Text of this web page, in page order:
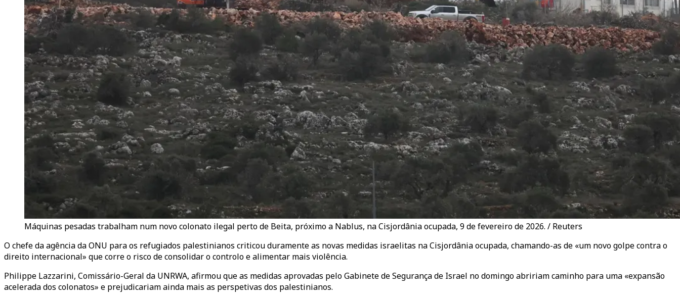
Máquinas pesadas trabalham num novo colonato ilegal perto de Beita, próximo a Nablus, na Cisjordânia ocupada, 9 de fevereiro de 2026. / Reuters
O chefe da agência da ONU para os refugiados palestinianos criticou duramente as novas medidas israelitas na Cisjordânia ocupada, chamando-as de «um novo golpe contra o
direito internacional» que corre o risco de consolidar o controlo e alimentar mais violência.
Philippe Lazzarini, Comissário-Geral da UNRWA, afirmou que as medidas aprovadas pelo Gabinete de Segurança de Israel no domingo abririam caminho para uma «expansão
acelerada dos colonatos» e prejudicariam ainda mais as perspetivas dos palestinianos.